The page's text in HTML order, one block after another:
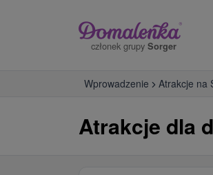
członek grupy Sorger
Wprowadzenie Atrakcje na
Atrakcje dla